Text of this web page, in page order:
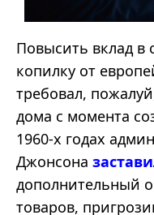
Повысить вклад в
копилку от
требовал,
дома с момента
1960-х годах
Джонсона
дополнительный
товаров,